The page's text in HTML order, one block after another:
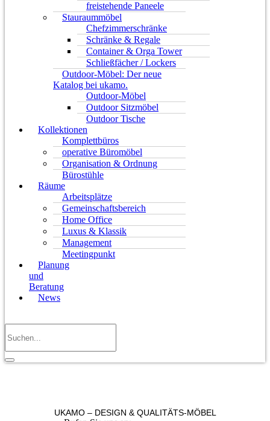
freistehende Paneele
Stauraummöbel
Chefzimmerschränke
Schränke & Regale
Container & Orga Tower
Schließfächer / Lockers
Outdoor-Möbel: Der neue
Katalog bei ukamo.
Outdoor-Möbel
Outdoor Sitzmöbel
Outdoor Tische
Kollektionen
Komplettbüros
operative Büromöbel
Organisation & Ordnung
Bürostühle
Räume
Arbeitsplätze
Gemeinschaftsbereich
Home Office
Luxus & Klassik
Management
Meetingpunkt
Planung
und
Beratung
News
UKAMO – DESIGN & QUALITÄTS-MÖBEL